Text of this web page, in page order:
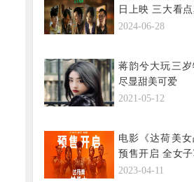
日上映 三大看
人
2024-06-28
蒋韵兮大玩三岁
尽显甜美可爱
2021-05-12
电影《达荷美女
预售开启 全女
将热血上阵
2023-04-11